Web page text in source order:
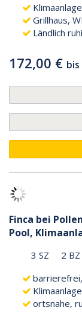
Grillhaus,
Ländlich
172,00 € bis
Finca bei
Pool,
3 SZ 2 BZ
ortsnahe,